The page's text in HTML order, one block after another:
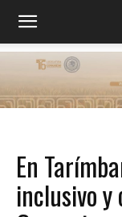
En
inclusivo